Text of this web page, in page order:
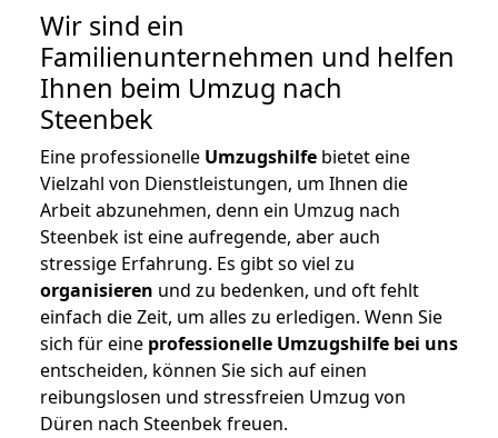
Wir sind ein
Familienunternehmen und helfen
Ihnen beim Umzug nach
Steenbek
Eine professionelle Umzugshilfe bietet eine
Vielzahl von Dienstleistungen, um Ihnen die
Arbeit abzunehmen, denn ein Umzug nach
Steenbek ist eine aufregende, aber auch
stressige Erfahrung. Es gibt so viel zu
organisieren und zu bedenken, und oft fehlt
einfach die Zeit, um alles zu erledigen. Wenn Sie
sich für eine professionelle Umzugshilfe bei uns
entscheiden, können Sie sich auf einen
reibungslosen und stressfreien Umzug von
Düren nach Steenbek freuen.